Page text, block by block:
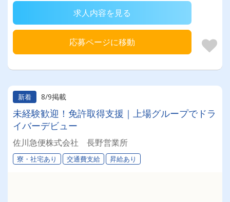
求人内容を見る
応募ページに移動
新着 8/9掲載
未経験歓迎！免許取得支援｜上場グループでドラ
イバーデビュー
佐川急便株式会社 長野営業所
寮・社宅あり 交通費支給 昇給あり